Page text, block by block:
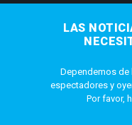
LAS
Dependemos
espectadores y
Por favor,